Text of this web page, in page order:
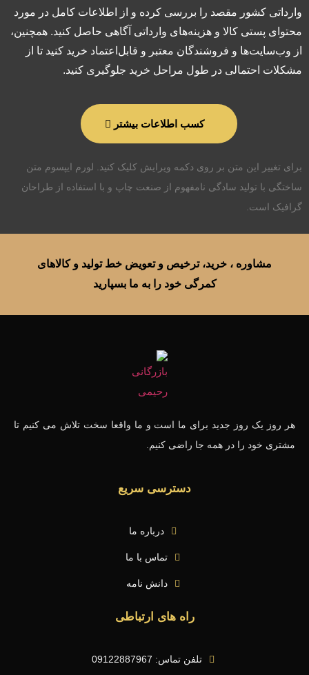
وارداتی کشور مقصد را بررسی کرده و از اطلاعات کامل در مورد
محتوای پستی کالا و هزینه‌های وارداتی آگاهی حاصل کنید. همچنین،
از وب‌سایت‌ها و فروشندگان معتبر و قابل‌اعتماد خرید کنید تا از
مشکلات احتمالی در طول مراحل خرید جلوگیری کنید.
کسب اطلاعات بیشتر
برای تغییر این متن بر روی دکمه ویرایش کلیک کنید. لورم ایپسوم متن
ساختگی با تولید سادگی نامفهوم از صنعت چاپ و با استفاده از طراحان
گرافیک است.
مشاوره ، خرید، ترخیص و تعویض خط تولید و کالاهای
کمرگی خود را به ما بسپارید
هر روز یک روز جدید برای ما است و ما واقعا سخت تلاش می کنیم تا
مشتری خود را در همه جا راضی کنیم.
دسترسی سریع
درباره ما
تماس با ما
دانش نامه
راه های ارتباطی
تلفن تماس: 09122887967